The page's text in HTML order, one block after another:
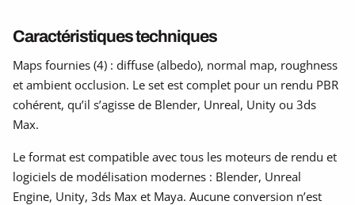
Caractéristiques techniques
Maps fournies (4) : diffuse (albedo), normal map, roughness
et ambient occlusion. Le set est complet pour un rendu PBR
cohérent, qu’il s’agisse de Blender, Unreal, Unity ou 3ds
Max.
Le format est compatible avec tous les moteurs de rendu et
logiciels de modélisation modernes : Blender, Unreal
Engine, Unity, 3ds Max et Maya. Aucune conversion n’est